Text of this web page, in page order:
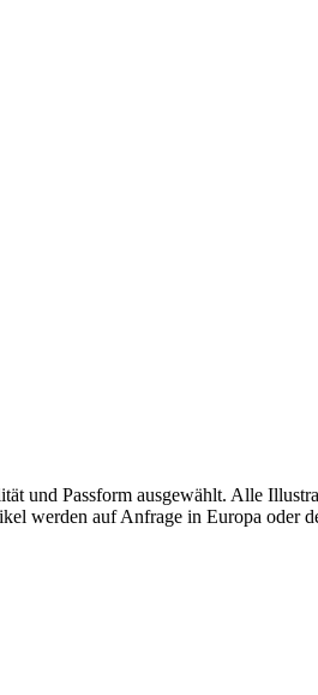
und Passform ausgewählt. Alle
werden auf Anfrage in Europa oder